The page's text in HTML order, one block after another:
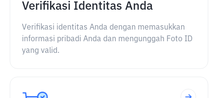
Verifikasi Identitas Anda
Verifikasi identitas Anda dengan memasukkan
informasi pribadi Anda dan mengunggah Foto ID
yang valid.